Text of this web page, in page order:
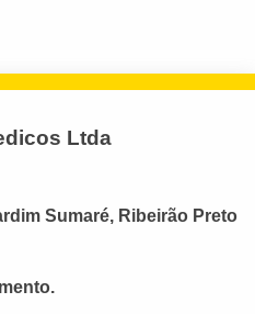
Ltda
Sumaré, Ribeirão Preto